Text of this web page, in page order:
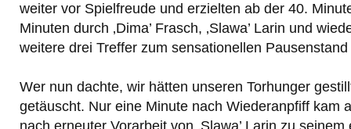
weiter vor Spielfreude und erzielten ab der 40.
Minuten durch ‚Dima’ Frasch, ‚Slawa’ Larin und
weitere drei Treffer zum sensationellen
Wer nun dachte, wir hätten unseren Torhunger
getäuscht. Nur eine Minute nach Wiederanpfiff kam
nach erneuter Vorarbeit von ‚Slawa’ Larin zu